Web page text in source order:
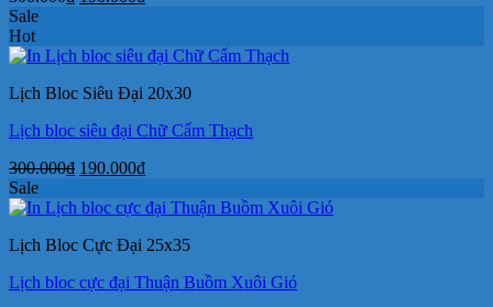
300.000₫.là:
Sale
Hot
Lịch Bloc Siêu Đại 20x30
Lịch bloc siêu đại Chữ Cẩm Thạch
300.000₫ Giá
là:
190.000₫Giá
tại
190.000₫.
Sale
Lịch Bloc Cực Đại 25x35
Lịch bloc cực đại Thuận Buồm Xuôi Gió